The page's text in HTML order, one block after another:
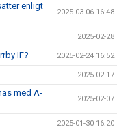
enligt
2025-03-06 16:48
2025-02-28
IF? 2025-02-24 16:52
2025-02-17
med A-
2025-02-07
2025-01-30 16:20